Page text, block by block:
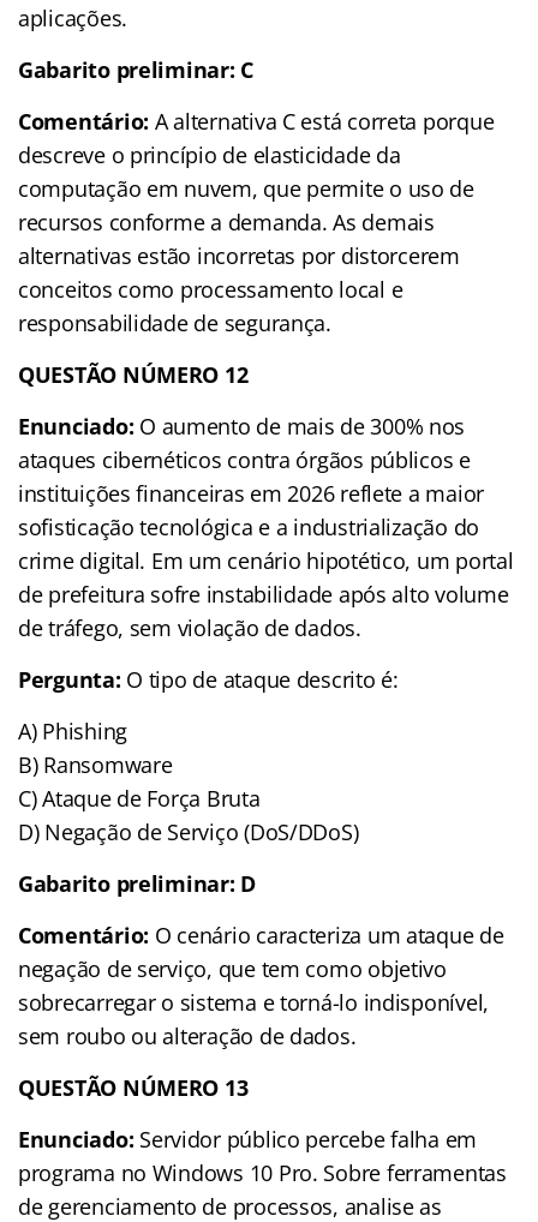
aplicações.
Gabarito preliminar: C
Comentário: A alternativa C está correta porque
descreve o princípio de elasticidade da
computação em nuvem, que permite o uso de
recursos conforme a demanda. As demais
alternativas estão incorretas por distorcerem
conceitos como processamento local e
responsabilidade de segurança.
QUESTÃO NÚMERO 12
Enunciado: O aumento de mais de 300% nos
ataques cibernéticos contra órgãos públicos e
instituições financeiras em 2026 reflete a maior
sofisticação tecnológica e a industrialização do
crime digital. Em um cenário hipotético, um portal
de prefeitura sofre instabilidade após alto volume
de tráfego, sem violação de dados.
Pergunta: O tipo de ataque descrito é:
A) Phishing
B) Ransomware
C) Ataque de Força Bruta
D) Negação de Serviço (DoS/DDoS)
Gabarito preliminar: D
Comentário: O cenário caracteriza um ataque de
negação de serviço, que tem como objetivo
sobrecarregar o sistema e torná-lo indisponível,
sem roubo ou alteração de dados.
QUESTÃO NÚMERO 13
Enunciado: Servidor público percebe falha em
programa no Windows 10 Pro. Sobre ferramentas
de gerenciamento de processos, analise as